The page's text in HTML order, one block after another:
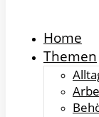
Home
Themen